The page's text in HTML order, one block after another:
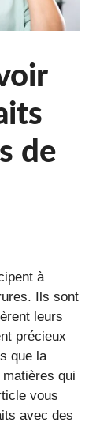
de
à
Ils sont
leurs
précieux
que la
qui
vous
avec des